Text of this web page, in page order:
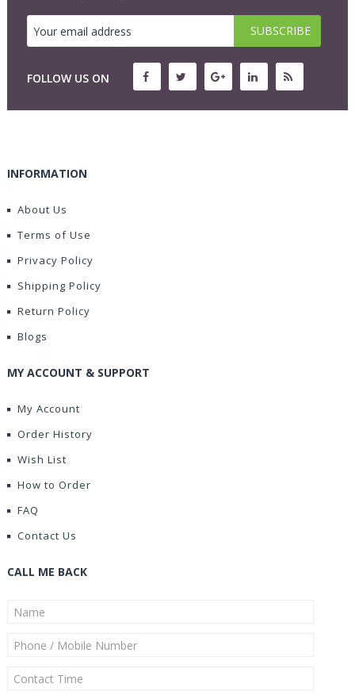
FOLLOW US ON
INFORMATION
About Us
Terms of Use
Privacy Policy
Shipping Policy
Return Policy
Blogs
MY ACCOUNT & SUPPORT
My Account
Order History
Wish List
How to Order
FAQ
Contact Us
CALL ME BACK